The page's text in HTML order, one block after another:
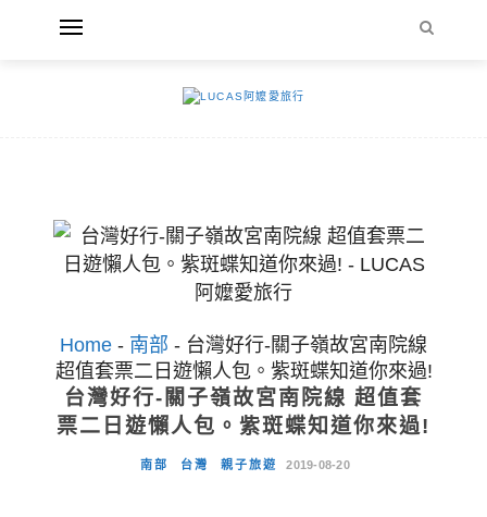
Home - 南部 - 台灣好行-關子嶺故宮南院線
超值套票二日遊懶人包。紫斑蝶知道你來過!
台灣好行-關子嶺故宮南院線 超值套
票二日遊懶人包。紫斑蝶知道你來過!
南部 台灣 親子旅遊 2019-08-20